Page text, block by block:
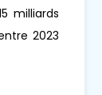
milliards
2023